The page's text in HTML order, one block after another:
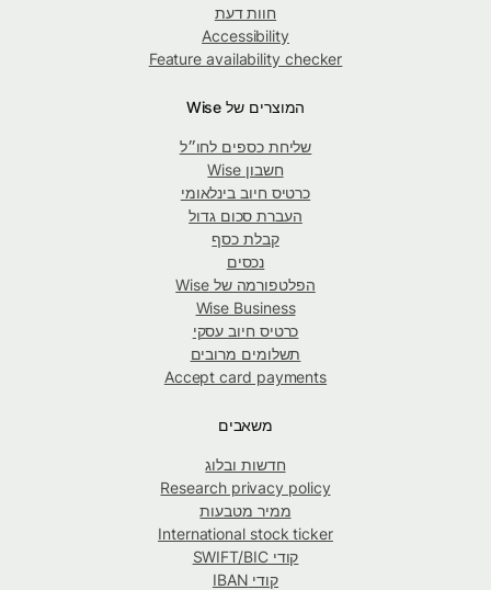
חוות דעת
Accessibility
Feature availability checker
המוצרים של Wise
שליחת כספים לחו״ל
חשבון Wise
כרטיס חיוב בינלאומי
העברת סכום גדול
קבלת כסף
נכסים
הפלטפורמה של Wise
Wise Business
כרטיס חיוב עסקי
תשלומים מרובים
Accept card payments
משאבים
חדשות ובלוג
Research privacy policy
ממיר מטבעות
International stock ticker
קודי SWIFT/BIC
קודי IBAN